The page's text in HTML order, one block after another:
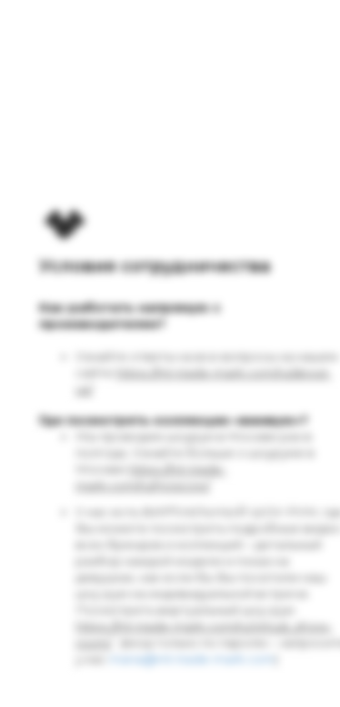
Условия сотрудничества
Как работать напрямую с
производителем?
https://mt-trade-mark.com/ru/about-
us/
Где посмотреть коллекции «вживую»?
https://mt-trade-
mark.com/ru/moscow/
У нас есть ВИРТУАЛЬНЫЙ ШОУ-РУМ, где
Вы можете посмотреть подробные видео
разбор каждой модели и показ на
девушках, как если бы Вы посетили наш
шоу-рум на индивидуальной встрече.
https://mt-trade-mark.com/ru/virtual_show-